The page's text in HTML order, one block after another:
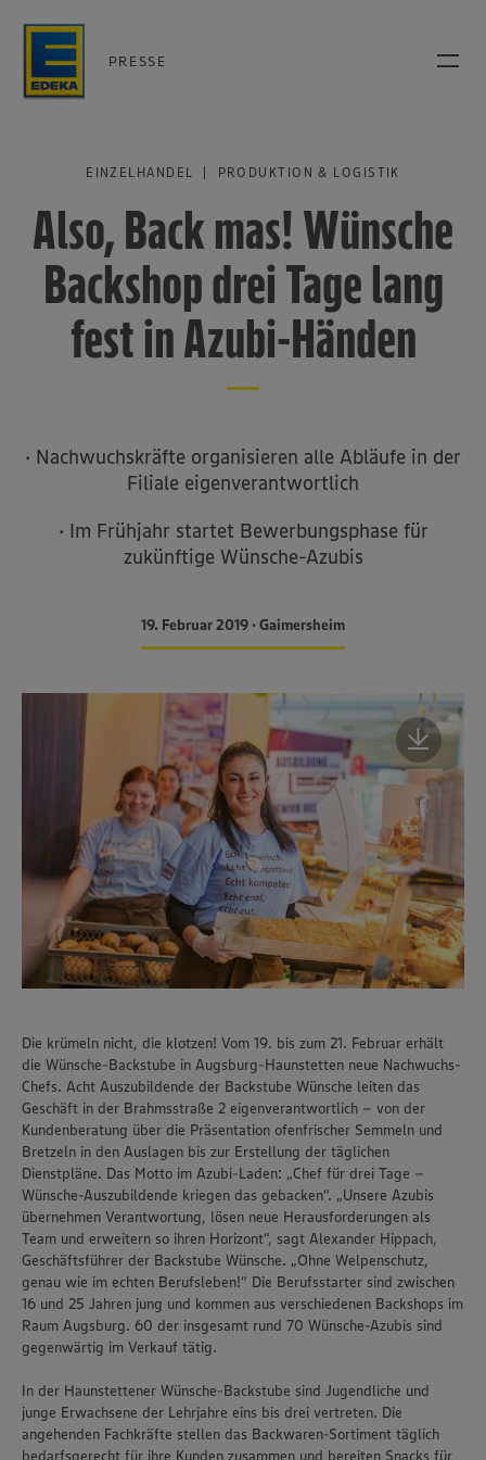
PRESSE
EINZELHANDEL | PRODUKTION & LOGISTIK
Also, Back mas! Wünsche
Backshop drei Tage lang
fest in Azubi-Händen
· Nachwuchskräfte organisieren alle Abläufe in der
Filiale eigenverantwortlich
· Im Frühjahr startet Bewerbungsphase für
zukünftige Wünsche-Azubis
19. Februar 2019 • Gaimersheim
Die krümeln nicht, die klotzen! Vom 19. bis zum 21. Februar erhält
die Wünsche-Backstube in Augsburg-Haunstetten neue Nachwuchs-
Chefs. Acht Auszubildende der Backstube Wünsche leiten das
Geschäft in der Brahmsstraße 2 eigenverantwortlich – von der
Kundenberatung über die Präsentation ofenfrischer Semmeln und
Bretzeln in den Auslagen bis zur Erstellung der täglichen
Dienstpläne. Das Motto im Azubi-Laden: „Chef für drei Tage –
Wünsche-Auszubildende kriegen das gebacken“. „Unsere Azubis
übernehmen Verantwortung, lösen neue Herausforderungen als
Team und erweitern so ihren Horizont“, sagt Alexander Hippach,
Geschäftsführer der Backstube Wünsche. „Ohne Welpenschutz,
genau wie im echten Berufsleben!“ Die Berufsstarter sind zwischen
16 und 25 Jahren jung und kommen aus verschiedenen Backshops im
Raum Augsburg. 60 der insgesamt rund 70 Wünsche-Azubis sind
gegenwärtig im Verkauf tätig.
In der Haunstettener Wünsche-Backstube sind Jugendliche und
junge Erwachsene der Lehrjahre eins bis drei vertreten. Die
angehenden Fachkräfte stellen das Backwaren-Sortiment täglich
bedarfsgerecht für ihre Kunden zusammen und bereiten Snacks für